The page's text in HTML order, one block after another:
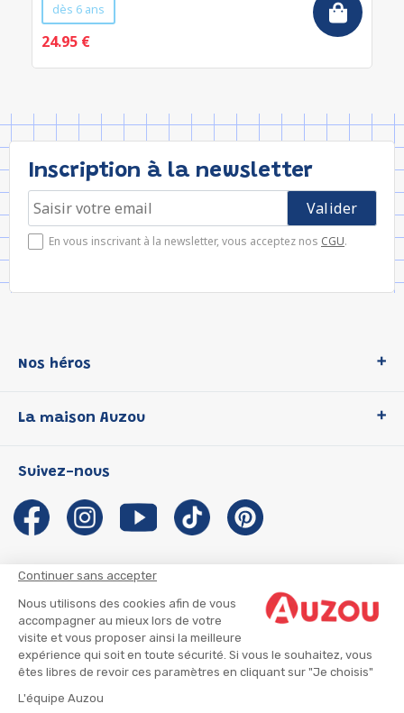
Continuer sans accepter
Nous utilisons des cookies afin de vous
accompagner au mieux lors de votre
visite et vous proposer ainsi la meilleure
expérience qui soit en toute sécurité. Si vous le souhaitez, vous
êtes libres de revoir ces paramètres en cliquant sur "Je choisis"
L'équipe Auzou
dès 6 ans
24.95 €
Inscription à la newsletter
En vous inscrivant à la newsletter, vous acceptez nos CGU.
Nos héros
P'tit Loup
Les Influenceuses
Migali
Petite Taupe
La maison Auzou
Notre histoire
Auzou s'engage
Auteurs et illustrateurs Auzou
Suivre mon colis
Infos consommateur
Suivez-nous
CGU
CGV
Mentions légales